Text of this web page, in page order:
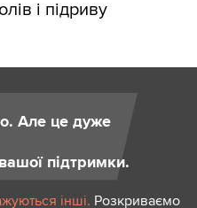
і підриву
Але це дуже
підтримки.
інші. Розкриваємо